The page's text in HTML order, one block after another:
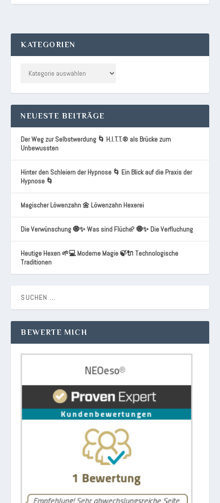
KATEGORIEN
NEUESTE BEITRÄGE
Der Weg zur Selbstwerdung 🌀 H.I.T.T.® als Brücke zum
Unbewussten
Hinter den Schleiern der Hypnose 🌀 Ein Blick auf die Praxis der
Hypnose 🌀
Magischer Löwenzahn 🌼 Löwenzahn Hexerei
Die Verwünschung 🧿✨ Was sind Flüche? 🧿✨ Die Verfluchung
Heutige Hexen 🌱💻 Moderne Magie 🍃🔌 Technologische
Traditionen
BEWERTE MICH